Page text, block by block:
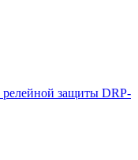
защиты DRP-